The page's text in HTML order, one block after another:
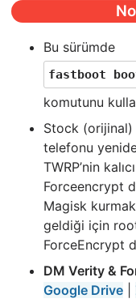
Bu sürümde
fastboot
komutunu
Stock (orijinal)
telefonu
TWRP’nin
Forceencrypt
Magisk
geldiği için
ForceEncrypt
DM Verity &
Google Drive